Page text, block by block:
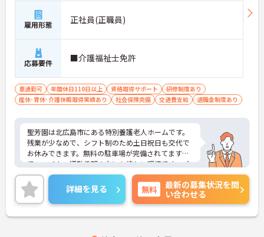
雇用形態 正社員(正職員)
応募要件 ■介護福祉士免許
車通勤可 年間休日110日以上 資格取得サポート
研修制度あり
産休･育休･介護休暇取得実績あり
社会保険完備 交通費支給 退職金制度あり
聖芳園は北広島市にある特別養護老人ホームです。
残業が少なめで、シフト制のため土日祝日も交代で
お休みできます。無料の駐車場が完備されてますの
で、マイカー通勤希望の方にも嬉しい環境です。ブ
ランクある方も安心して働ける職場ですので、興味
がある方には面接ポイントなどさらに詳細をお話い
たしますので、お気軽にご相談ください。
詳細を見る 無料
最新の募集状況を問
い合わせる